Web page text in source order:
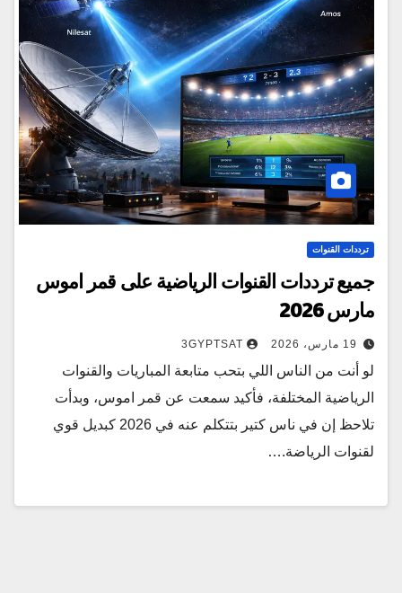
ترددات القنوات
جميع ترددات القنوات الرياضية على قمر اموس
مارس 2026
19 مارس، 2026 3GYPTSAT
لو أنت من الناس اللي بتحب متابعة المباريات والقنوات
الرياضية المختلفة، فأكيد سمعت عن قمر اموس، وبدأت
تلاحظ إن في ناس كتير بتتكلم عنه في 2026 كبديل قوي
لقنوات الرياضة.…